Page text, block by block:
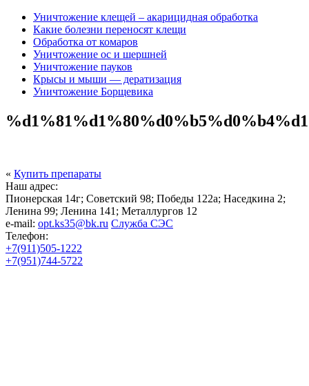
Уничтожение клещей – акарицидная обработка
Какие болезни переносят клещи
Обработка от комаров
Уничтожение ос и шершней
Уничтожение пауков
Крысы и мыши — дератизация
Уничтожение Борщевика
« Купить препараты
Наш адрес:
Пионерская 14г; Советский 98; Победы 122а; Наседкина 2;
Ленина 99; Ленина 141; Металлургов 12
e-mail: opt.ks35@bk.ru Служба СЭС
Телефон:
+7(911)505-1222
+7(951)744-5722